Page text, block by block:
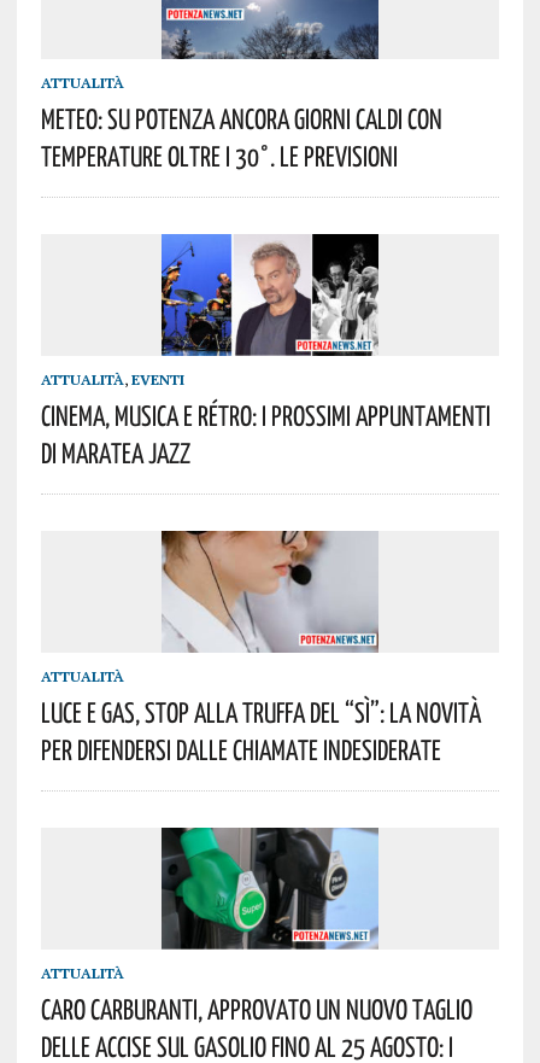
ATTUALITÀ
Meteo: Su Potenza Ancora Giorni Caldi Con
Temperature Oltre I 30°. Le Previsioni
ATTUALITÀ, EVENTI
Cinema, Musica E Rétro: I Prossimi Appuntamenti
Di Maratea Jazz
ATTUALITÀ
Luce E Gas, Stop Alla Truffa Del “Sì”: La Novità
Per Difendersi Dalle Chiamate Indesiderate
ATTUALITÀ
Caro Carburanti, Approvato Un Nuovo Taglio
Delle Accise Sul Gasolio Fino Al 25 Agosto: I